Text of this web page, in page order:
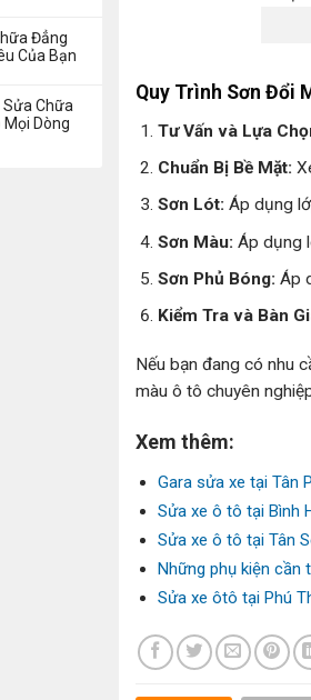
Đẳng
Của Bạn
Sửa Chữa
Mọi Dòng
Quy Trình Sơn Đổi
Tư Vấn và Lựa
Chuẩn Bị Bề Mặt:
Sơn Lót: Áp dụng
Sơn Màu: Áp dụng
Sơn Phủ Bóng: Áp
Kiểm Tra và Bàn
Nếu bạn đang có nhu
màu ô tô chuyên
Xem thêm:
Gara sửa xe tại Tân
Sửa xe ô tô tại Bình
Sửa xe ô tô tại Tân
Những phụ kiện
Sửa xe ôtô tại Phú